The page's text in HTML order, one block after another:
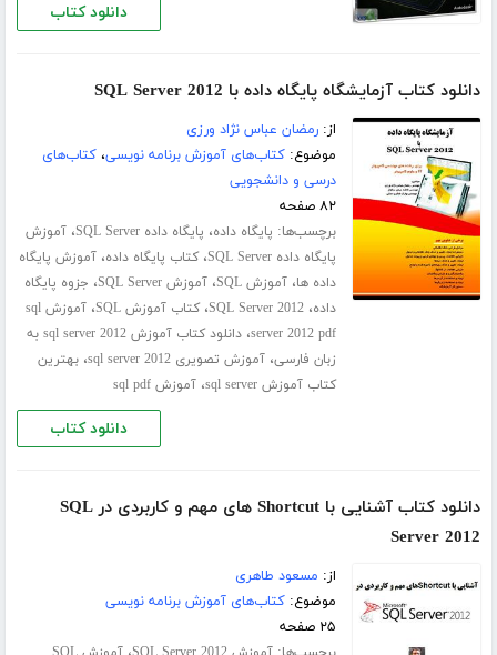
دانلود کتاب
دانلود کتاب آزمایشگاه پایگاه داده با SQL Server 2012
از:رمضان عباس نژاد ورزی
موضوع:کتاب‌های آموزش برنامه نویسی،کتاب‌های
درسی و دانشجویی
۸۲ صفحه
برچسب‌ها: پایگاه داده، پایگاه داده SQL Server ،آموزش
پایگاه داده SQL Server
،کتاب پایگاه داده،آموزش پایگاه
داده ها،آموزش SQL ،آموزش SQL Server ، جزوه پایگاه
داده،SQL Server 2012،کتاب آموزش SQL ،
آموزش sql
server 2012 pdf،
دانلود کتاب آموزش sql server 2012 به
زبان فارسی،آموزش تصویری sql server 2012 ،بهترین
کتاب آموزش sql server
،آموزش sql pdf
دانلود کتاب
دانلود کتاب آشنایی با Shortcut های مهم و کاربردی در SQL
Server 2012
از: مسعود طاهری
موضوع:کتاب‌های آموزش برنامه نویسی
۲۵ صفحه